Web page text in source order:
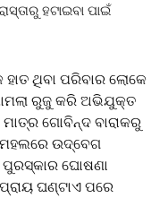
ହଟାଇବା ପାଇଁ
ଥିବା ପରିବାର ଲୋକେ
ରୁଜୁ କରି ଅଭିଯୁକ୍ତ
ଗୋବିନ୍ଦ ବାରାକରୁ
ମହଲରେ ଉଦ୍‌ବେଗ
ଘୋଷଣା
ଘଣ୍ଟାଏ ପରେ